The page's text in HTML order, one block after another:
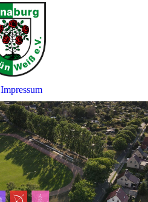
Impressum